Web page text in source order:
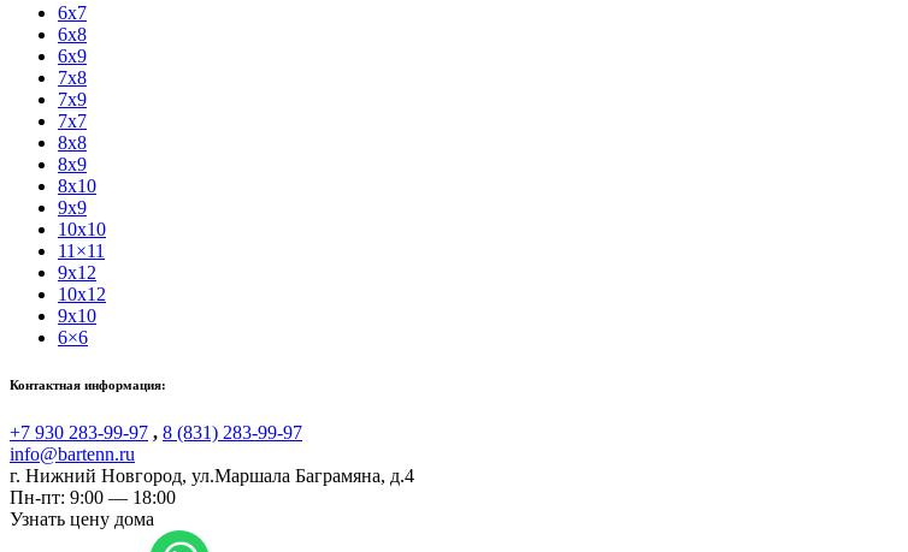
6x7
6x8
6x9
7x8
7x9
7x7
8x8
8x9
8x10
9x9
10x10
11×11
9x12
10x12
9x10
6×6
Контактная информация:
+7 930 283-99-97 , 8 (831) 283-99-97
info@bartenn.ru
г. Нижний Новгород, ул.Маршала Баграмяна, д.4
Пн-пт: 9:00 — 18:00
Узнать цену дома